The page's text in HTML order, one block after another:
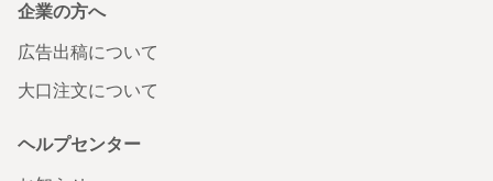
企業の方へ
広告出稿について
大口注文について
ヘルプセンター